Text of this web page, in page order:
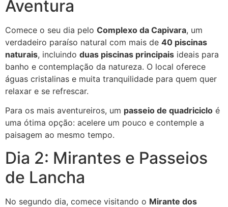
Aventura
Comece o seu dia pelo Complexo da Capivara, um
verdadeiro paraíso natural com mais de 40 piscinas
naturais, incluindo duas piscinas principais ideais para
banho e contemplação da natureza. O local oferece
águas cristalinas e muita tranquilidade para quem quer
relaxar e se refrescar.
Para os mais aventureiros, um passeio de quadriciclo é
uma ótima opção: acelere um pouco e contemple a
paisagem ao mesmo tempo.
Dia 2: Mirantes e Passeios
de Lancha
No segundo dia, comece visitando o Mirante dos